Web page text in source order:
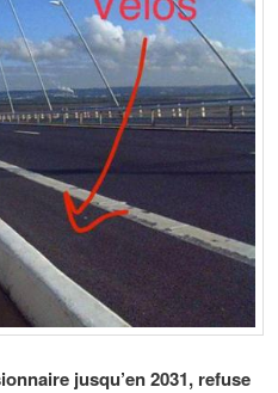
jusqu’en 2031, refuse